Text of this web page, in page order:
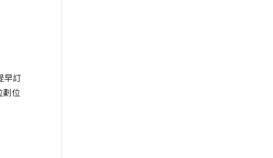
早訂
劃位